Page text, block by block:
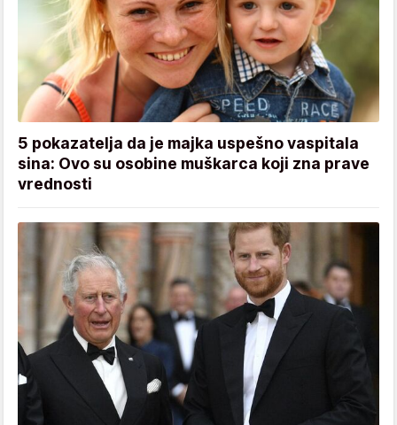
5 pokazatelja da je majka uspešno vaspitala
sina: Ovo su osobine muškarca koji zna prave
vrednosti